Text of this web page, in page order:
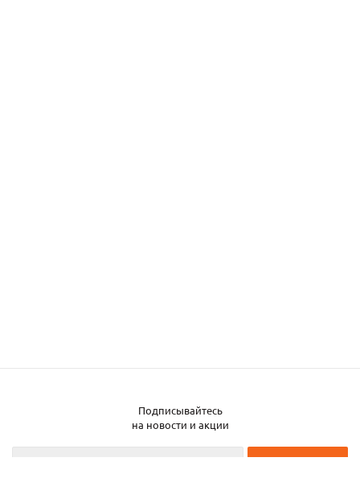
Подписывайтесь
на новости и акции